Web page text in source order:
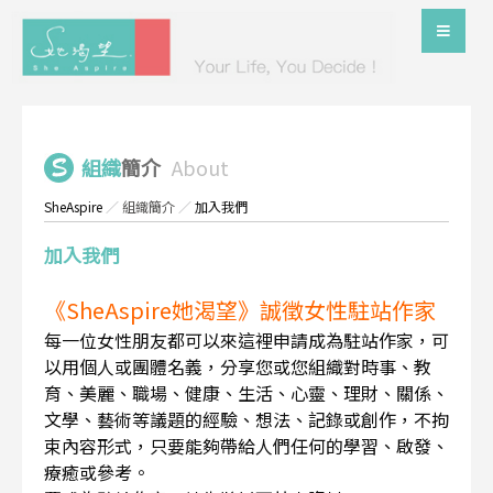
組織簡介 About
SheAspire ／組織簡介 ／加入我們
加入我們
《SheAspire她渴望》誠徵女性駐站作家
每一位女性朋友都可以來這裡申請成為駐站作家，可
以用個人或團體名義，分享您或您組織對時事、教
育、美麗、職場、健康、生活、心靈、理財、關係、
文學、藝術等議題的經驗、想法、記錄或創作，不拘
束內容形式，只要能夠帶給人們任何的學習、啟發、
療癒或參考。